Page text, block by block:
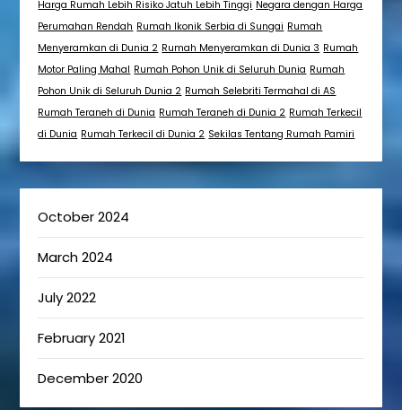
Harga Rumah Lebih Risiko Jatuh Lebih Tinggi Negara dengan Harga
Perumahan Rendah Rumah Ikonik Serbia di Sungai Rumah
Menyeramkan di Dunia 2 Rumah Menyeramkan di Dunia 3 Rumah
Motor Paling Mahal Rumah Pohon Unik di Seluruh Dunia Rumah
Pohon Unik di Seluruh Dunia 2 Rumah Selebriti Termahal di AS
Rumah Teraneh di Dunia Rumah Teraneh di Dunia 2 Rumah Terkecil
di Dunia Rumah Terkecil di Dunia 2 Sekilas Tentang Rumah Pamiri
October 2024
March 2024
July 2022
February 2021
December 2020